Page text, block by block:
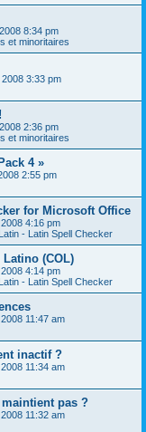
8:34 pm
et minoritaires
3:33 pm
2:36 pm
et minoritaires
4 »
2:55 pm
for Microsoft Office
4:16 pm
- Latin Spell Checker
(COL)
4:14 pm
- Latin Spell Checker
11:47 am
inactif ?
11:34 am
pas ?
11:32 am